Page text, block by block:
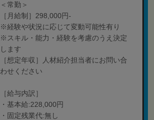
＜常勤＞
［月給制］298,000円-
※経験や状況に応じて変動可能性有り
※スキル・能力・経験を考慮のうえ決定
します
［想定年収］人材紹介担当者にお問い合
わせください
［給与内訳］
・基本給:228,000円
・固定残業代:無し